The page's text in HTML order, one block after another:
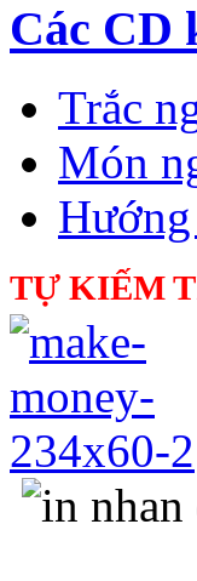
Các CD
Trắc
Món
TỰ KIẾM